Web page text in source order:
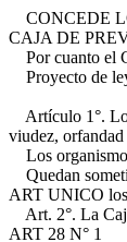
CONCEDE
CAJA DE
Por cuanto el
Proyecto de
Artículo 1°.
viudez, orfandad
Los
Quedan
ART UNICO
Art. 2°. La
ART 28 N° 1